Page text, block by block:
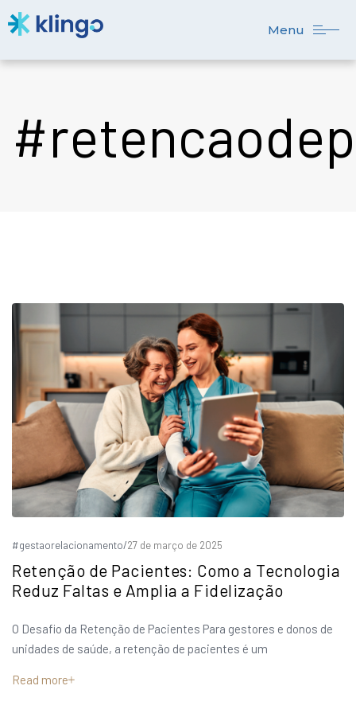
Menu
#gestaorelacionamento/27 de março de 2025
Retenção de Pacientes: Como a Tecnologia
Reduz Faltas e Amplia a Fidelização
O Desafio da Retenção de Pacientes Para gestores e donos de
unidades de saúde, a retenção de pacientes é um
Read more